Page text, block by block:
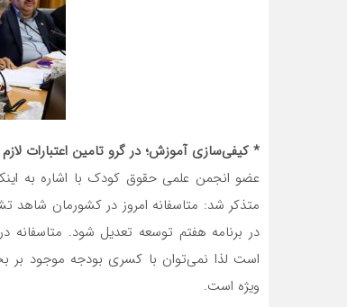
* کیفی‌سازی آموزش؛ در گرو تامین اعتبارات لازم
عضو انجمن علمی حقوق کودک با اشاره به
متذکر شد: متاسفانه امروز در کشورمان
است لذا نمی‌توان با کسری بودجه موجود بر
ویژه است.